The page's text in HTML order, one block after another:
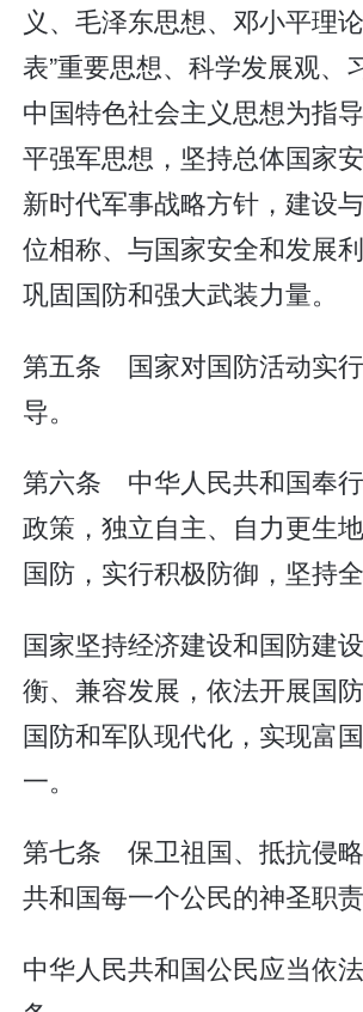
义、毛泽东思想、邓小平理
表”重要思想、科学发展观、
中国特色社会主义思想为指
平强军思想，坚持总体国家
新时代军事战略方针，建设
位相称、与国家安全和发展
巩固国防和强大武装力量。
第五条 国家对国防活动实
导。
第六条 中华人民共和国奉
政策，独立自主、自力更生
国防，实行积极防御，坚持全
国家坚持经济建设和国防建
衡、兼容发展，依法开展国
国防和军队现代化，实现富
一。
第七条 保卫祖国、抵抗侵
共和国每一个公民的神圣职责
中华人民共和国公民应当依